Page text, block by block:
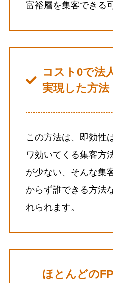
富裕層を集客できる
コスト0で法
実現した方法
この方法は、即効性
ワ効いてくる集客方
が少ない、そんな集
からず誰できる方法
れられます。
ほとんどの